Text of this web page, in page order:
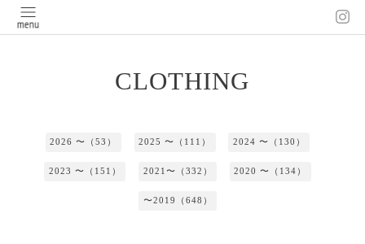
CLOTHING
2026 〜（53） 2025 〜（111） 2024 〜（130）
2023 〜（151） 2021〜（332） 2020 〜（134）
〜2019（648）